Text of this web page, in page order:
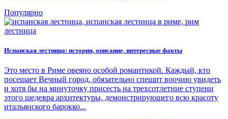
Популярно
Испанская лестница: история, описание, интересные факты
Это место в Риме овеяно особой романтикой. Каждый, кто
посещает Вечный город, обязательно спешит воочию увидеть
и хотя бы на минуточку присесть на трехсотлетние ступени
этого шедевра архитектуры, демонстрирующего всю красоту
итальянского барокко...